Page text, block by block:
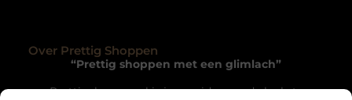
Over Prettig Shoppen
“Prettig shoppen met een glimlach”
Prettigshoppen.nl is jouw gids naar de leukste